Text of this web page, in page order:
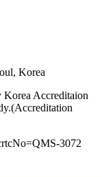
Korea
Accreditaion
3072